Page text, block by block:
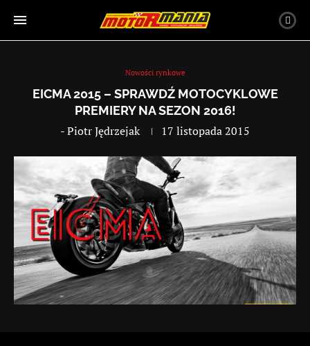
Nowości rynkowe
EICMA 2015 – SPRAWDŹ MOTOCYKLOWE
PREMIERY NA SEZON 2016!
-Piotr Jędrzejak 17 listopada 2015